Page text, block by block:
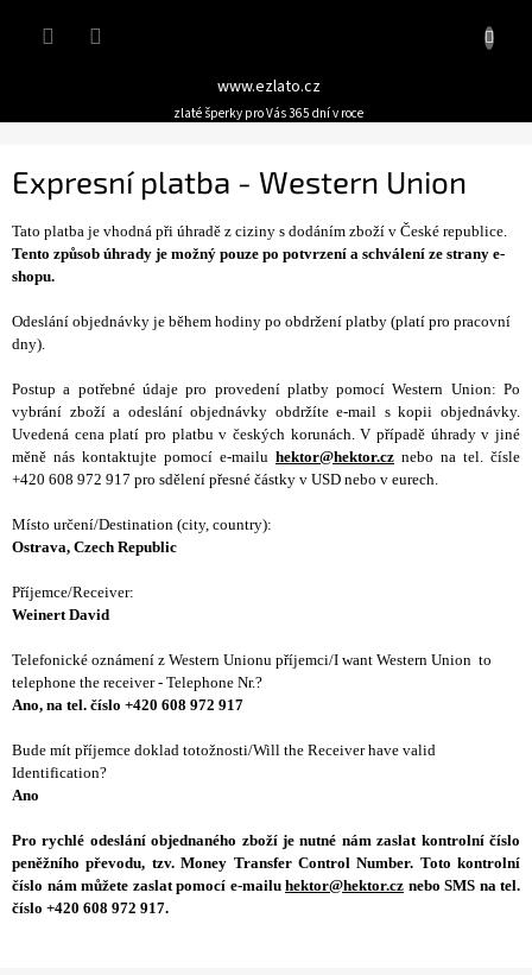
www.ezlato.cz
zlaté šperky pro Vás 365 dní v roce
Expresní platba - Western Union
Tato platba je vhodná při úhradě z ciziny s dodáním zboží v České republice.
Tento způsob úhrady je možný pouze po potvrzení a schválení ze strany e-
shopu.
Odeslání objednávky je během hodiny po obdržení platby (platí pro pracovní
dny).
Postup a potřebné údaje pro provedení platby pomocí Western Union: Po
vybrání zboží a odeslání objednávky obdržíte e-mail s kopii objednávky.
Uvedená cena platí pro platbu v českých korunách. V případě úhrady v jiné
měně nás kontaktujte pomocí e-mailu hektor@hektor.cz nebo na tel. čísle
+420 608 972 917 pro sdělení přesné částky v USD nebo v eurech.
Místo určení/Destination (city, country):
Ostrava, Czech Republic
Příjemce/Receiver:
Weinert David
Telefonické oznámení z Western Unionu příjemci/I want Western Union to
telephone the receiver - Telephone Nr.?
Ano, na tel. číslo +420 608 972 917
Bude mít příjemce doklad totožnosti/Will the Receiver have valid
Identification?
Ano
Pro rychlé odeslání objednaného zboží je nutné nám zaslat kontrolní číslo
peněžního převodu, tzv. Money Transfer Control Number. Toto kontrolní
číslo nám můžete zaslat pomocí e-mailu hektor@hektor.cz nebo SMS na tel.
číslo +420 608 972 917.